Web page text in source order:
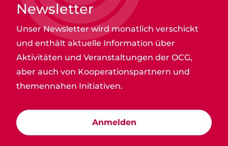
Newsletter
Unser Newsletter wird monatlich verschickt
und enthält aktuelle Information über
Aktivitäten und Veranstaltungen der OCG,
aber auch von Kooperationspartnern und
themennahen Initiativen.
Anmelden